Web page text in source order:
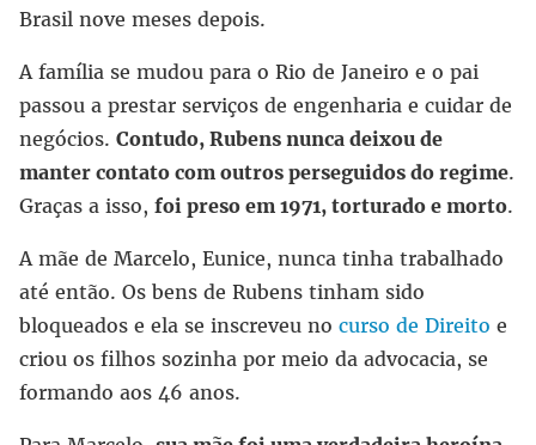
Brasil nove meses depois.
A família se mudou para o Rio de Janeiro e o pai
passou a prestar serviços de engenharia e cuidar de
negócios. Contudo, Rubens nunca deixou de
manter contato com outros perseguidos do regime.
Graças a isso, foi preso em 1971, torturado e morto.
A mãe de Marcelo, Eunice, nunca tinha trabalhado
até então. Os bens de Rubens tinham sido
bloqueados e ela se inscreveu no curso de Direito e
criou os filhos sozinha por meio da advocacia, se
formando aos 46 anos.